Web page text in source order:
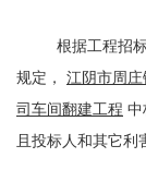
根据工程招
规定，
江阴市周
司车间翻建工程 中
且投标人和其它利